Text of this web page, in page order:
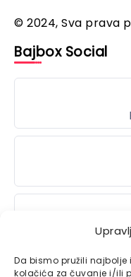
Da bismo pružili
kolačića za čuvanje i/ili
© 2024, Sva prava
Bajbox Social